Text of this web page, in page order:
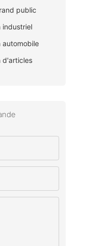
public
industriel
automobile
d'articles